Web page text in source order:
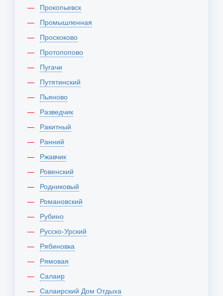
Прокопьевск
Промышленная
Проскоково
Протопопово
Пугачи
Путятинский
Пьяново
Разведчик
Ракитный
Ранний
Ржавчик
Ровенский
Родниковый
Романовский
Рубино
Русско-Урский
Рябиновка
Рямовая
Салаир
Салаирский Дом Отдыха